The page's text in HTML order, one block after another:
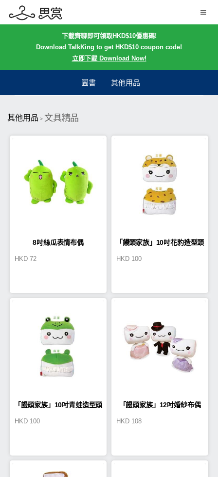
下載齊聊即可領取HKD$10優惠碼!
Download TalkKing to get HKD$10 coupon code!
立即下載 Download Now!
圖書 其他用品
其他用品 > 文具精品
8吋絲瓜表情布偶
HKD 72
「饅頭家族」10吋花豹造型頭
HKD 100
「饅頭家族」10吋青蛙造型頭
HKD 100
「饅頭家族」12吋婚紗布偶
HKD 108